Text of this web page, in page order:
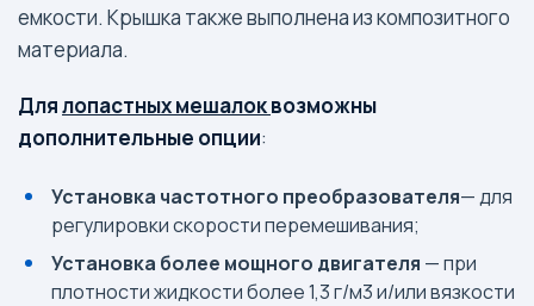
емкости. Крышка также выполнена из композитного
материала.
Длялопастных мешалоквозможны
дополнительные опции:
Установка частотного преобразователя— для
регулировки скорости перемешивания;
Установка более мощного двигателя — при
плотности жидкости более 1,3 г/м3 и/или вязкости